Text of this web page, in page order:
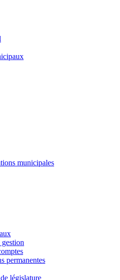
municipales
permanentes
législature